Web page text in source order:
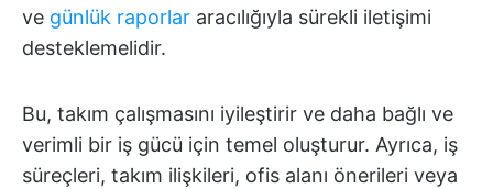
ve günlük raporlar aracılığıyla sürekli iletişimi
desteklemelidir.
Bu, takım çalışmasını iyileştirir ve daha bağlı ve
verimli bir iş gücü için temel oluşturur. Ayrıca, iş
süreçleri, takım ilişkileri, ofis alanı önerileri veya